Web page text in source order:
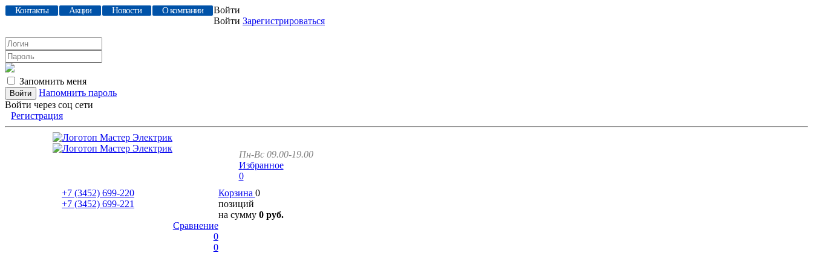
Контакты Акции Новости О компании
Войти
Войти Зарегистрироваться
Запомнить меня
Напомнить пароль
Войти через соц сети
Регистрация
Пн-Вс 09.00-19.00
Избранное
0
+7 (3452) 699-220
+7 (3452) 699-221
Корзина 0
позиций
на сумму 0 руб.
Сравнение
0
0